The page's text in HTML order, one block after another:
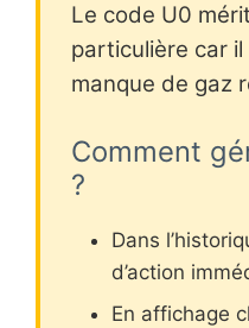
Le code U0
particulière car
manque de gaz
Comment
?
Dans
d’action
En affichage